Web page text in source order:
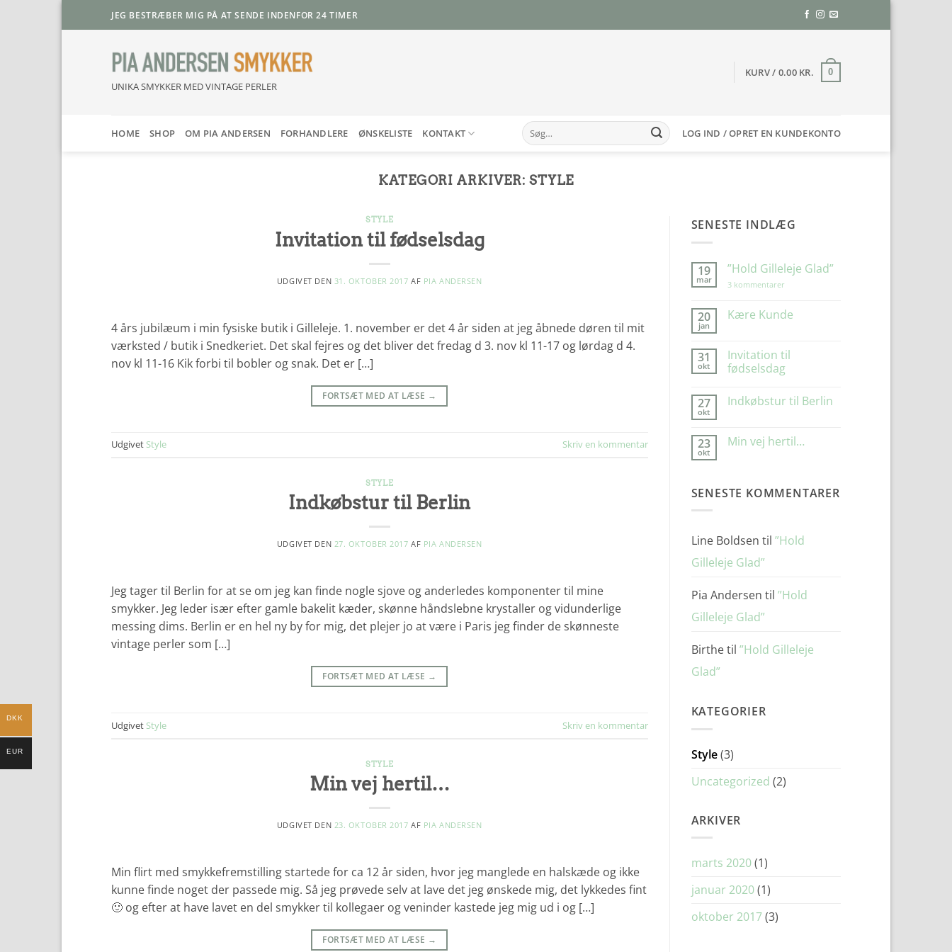
JEG BESTRÆBER MIG PÅ AT SENDE INDENFOR 24 TIMER
UNIKA SMYKKER MED VINTAGE PERLER
KURV / 0.00 KR. 0
HOME SHOP OM PIA ANDERSEN FORHANDLERE ØNSKELISTE KONTAKT
Søg
efter:
LOG IND / OPRET EN KUNDEKONTO
KATEGORI ARKIVER:STYLE
STYLE
Invitation til fødselsdag
UDGIVET DEN 31. OKTOBER 2017 AF PIA ANDERSEN
4 års jubilæum i min fysiske butik i Gilleleje. 1. november er det 4 år siden at jeg åbnede døren til mit
værksted / butik i Snedkeriet. Det skal fejres og det bliver det fredag d 3. nov kl 11-17 og lørdag d 4.
nov kl 11-16 Kik forbi til bobler og snak. Det er […]
FORTSÆT MED AT LÆSE →
Udgivet Style Skriv en kommentar
STYLE
Indkøbstur til Berlin
UDGIVET DEN 27. OKTOBER 2017 AF PIA ANDERSEN
Jeg tager til Berlin for at se om jeg kan finde nogle sjove og anderledes komponenter til mine
smykker. Jeg leder især efter gamle bakelit kæder, skønne håndslebne krystaller og vidunderlige
messing dims. Berlin er en hel ny by for mig, det plejer jo at være i Paris jeg finder de skønneste
vintage perler som […]
FORTSÆT MED AT LÆSE →
Udgivet Style Skriv en kommentar
STYLE
Min vej hertil…
UDGIVET DEN 23. OKTOBER 2017 AF PIA ANDERSEN
Min flirt med smykkefremstilling startede for ca 12 år siden, hvor jeg manglede en halskæde og ikke
kunne finde noget der passede mig. Så jeg prøvede selv at lave det jeg ønskede mig, det lykkedes fint
🙂 og efter at have lavet en del smykker til kollegaer og veninder kastede jeg mig ud i og […]
FORTSÆT MED AT LÆSE →
SENESTE INDLÆG
19
mar
”Hold Gilleleje Glad”
3 kommentarertil
Glad”
20
jan
Kære Kunde
Kære
Kunde
31
okt
Invitation til
fødselsdag
til
27
okt
Indkøbstur til Berlin
Indkøbstur
23
okt
Min vej hertil…
vej
SENESTE KOMMENTARER
Line Boldsen til ”Hold
Gilleleje Glad”
Pia Andersen til ”Hold
Gilleleje Glad”
Birthetil ”Hold Gilleleje
Glad”
KATEGORIER
Style(3)
Uncategorized (2)
ARKIVER
marts 2020(1)
januar 2020(1)
oktober 2017(3)
DKK
EUR